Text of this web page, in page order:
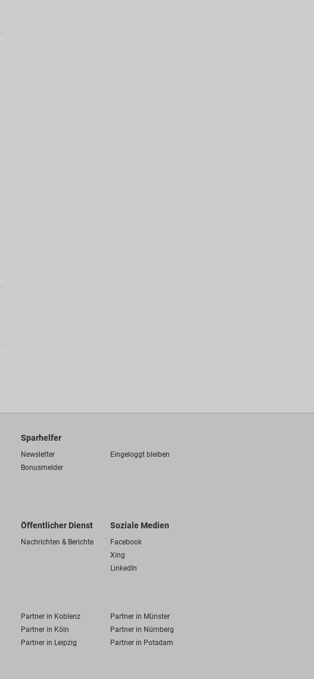
Sparhelfer
Newsletter
Eingeloggt bleiben
Bonusmelder
Öffentlicher Dienst
Nachrichten & Berichte
Soziale Medien
Facebook
Xing
LinkedIn
Partner in Koblenz
Partner in Münster
Partner in Köln
Partner in Nürnberg
Partner in Leipzig Partner in Potsdam